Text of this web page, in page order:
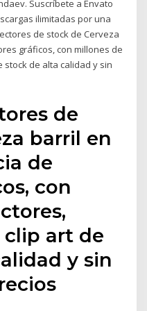
Suscríbete a Envato
ilimitadas por una
de stock de Cerveza
gráficos, con millones de
de alta calidad y sin
de
barril en
de
con
clip art de
y sin